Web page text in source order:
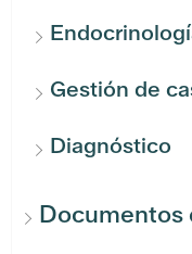
Gestión de
Diagnóstico
Documentos